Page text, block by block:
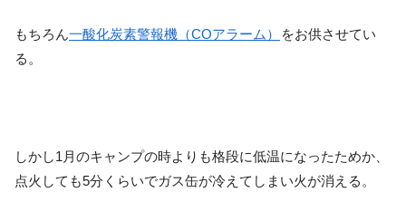
もちろん一酸化炭素警報機（COアラーム）
をお供させてい
る。
しかし1月のキャンプの時よりも格段に低温になったためか、
点火しても5分くらいでガス缶が冷えてしまい火が消える。